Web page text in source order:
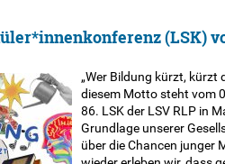
(LSK)
„Wer Bildung kürzt, kürzt
diesem Motto steht vom
86. LSK der LSV RLP in
Grundlage unserer
über die Chancen junger